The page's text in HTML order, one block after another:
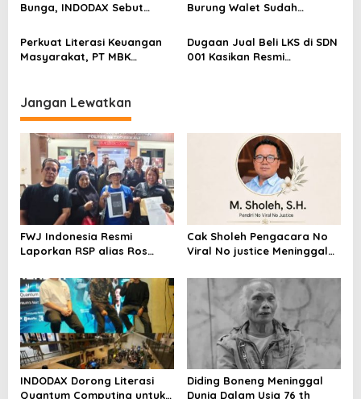
Bunga, INDODAX Sebut
Sentimen Pasar
Burung Walet Sudah
Pelapor Desak Polda Jambi
Segera Lakukan Penahanan
Perkuat Literasi Keuangan
Masyarakat, PT MBK
Dugaan Jual Beli LKS di SDN
001 Kasikan Resmi
Jangan Lewatkan
FWJ Indonesia Resmi
Laporkan RSP alias Ros
Cak Sholeh Pengacara No
Viral No justice Meninggal
INDODAX Dorong Literasi
Quantum Computing untuk
Diding Boneng Meninggal
Dunia Dalam Usia 76 th